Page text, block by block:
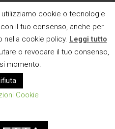
ANCHE SU
Byte. Powered by
cookie o tecnologie
il tuo consenso, anche per
nella cookie policy. Leggi tutto
o revocare il tuo consenso,
momento.
Cookie